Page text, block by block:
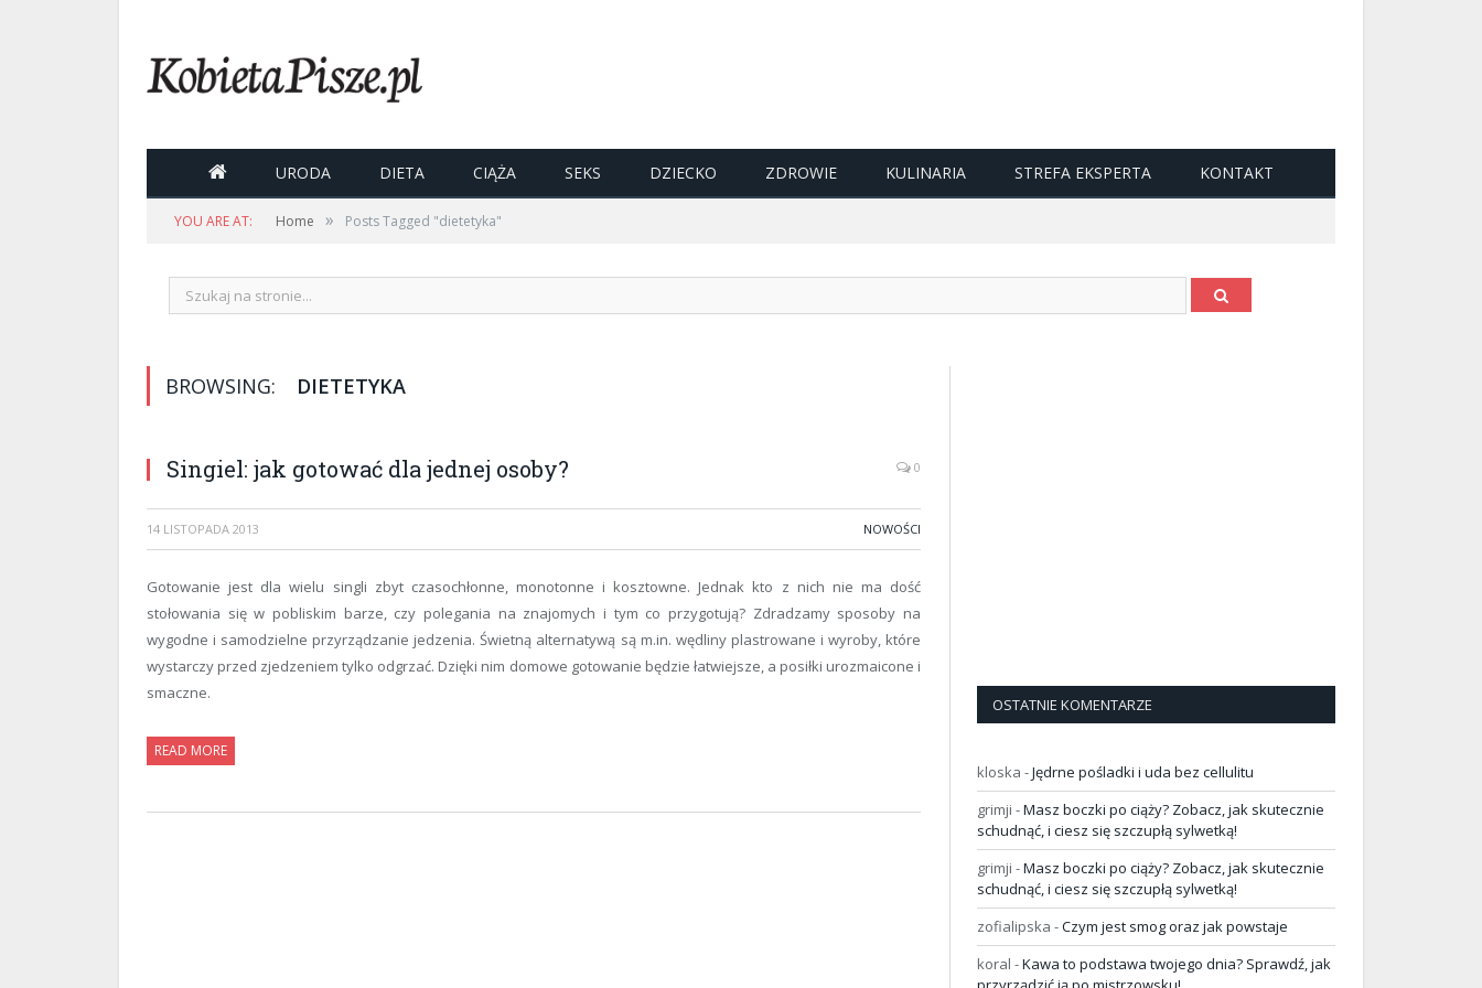
 URODA DIETA CIĄŻA SEKS DZIECKO ZDROWIE KULINARIA STREFA EKSPERTA KONTAKT
YOU ARE AT: Home » Posts Tagged "dietetyka"
BROWSING: DIETETYKA
Singiel: jak gotować dla jednej osoby? 0
14 LISTOPADA 2013 NOWOŚCI
Gotowanie jest dla wielu singli zbyt czasochłonne, monotonne i kosztowne. Jednak kto z nich nie ma dość
stołowania się w pobliskim barze, czy polegania na znajomych i tym co przygotują? Zdradzamy sposoby na
wygodne i samodzielne przyrządzanie jedzenia. Świetną alternatywą są m.in. wędliny plastrowane i wyroby, które
wystarczy przed zjedzeniem tylko odgrzać. Dzięki nim domowe gotowanie będzie łatwiejsze, a posiłki urozmaicone i
smaczne.
READ MORE
OSTATNIE KOMENTARZE
kloska -Jędrne pośladki i uda bez cellulitu
grimji -Masz boczki po ciąży? Zobacz, jak skutecznie
schudnąć, i ciesz się szczupłą sylwetką!
grimji -Masz boczki po ciąży? Zobacz, jak skutecznie
schudnąć, i ciesz się szczupłą sylwetką!
zofialipska -Czym jest smog oraz jak powstaje
koral -Kawa to podstawa twojego dnia? Sprawdź, jak